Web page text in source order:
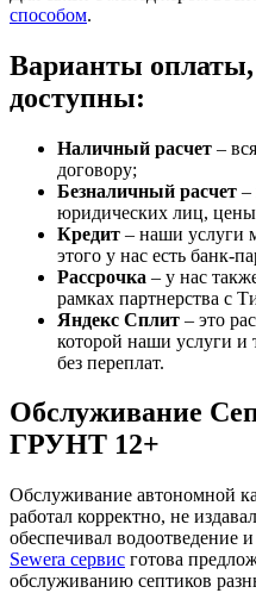
способом.
Варианты оплаты,
доступны:
Наличный расчет –
договору;
Безналичный расчет –
юридических лиц,
Кредит – наши услуги
этого у нас есть банк-
Рассрочка – у нас
рамках партнерства с
Яндекс Сплит – это
которой наши услуги и
без переплат.
Обслуживание
ГРУНТ 12+
Обслуживание автономной
работал корректно, не
обеспечивал водоотведение
Sewera сервис готова
обслуживанию септиков